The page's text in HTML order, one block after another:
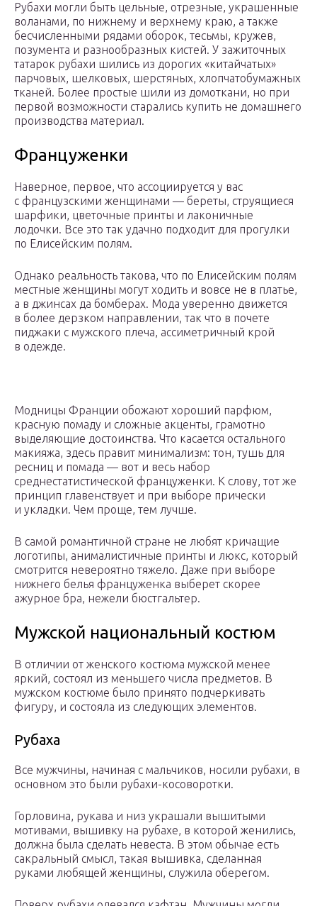
Рубахи могли быть цельные, отрезные, украшенные
воланами, по нижнему и верхнему краю, а также
бесчисленными рядами оборок, тесьмы, кружев,
позумента и разнообразных кистей. У зажиточных
татарок рубахи шились из дорогих «китайчатых»
парчовых, шелковых, шерстяных, хлопчатобумажных
тканей. Более простые шили из домоткани, но при
первой возможности старались купить не домашнего
производства материал.
Француженки
Наверное, первое, что ассоциируется у вас
с французскими женщинами — береты, струящиеся
шарфики, цветочные принты и лаконичные
лодочки. Все это так удачно подходит для прогулки
по Елисейским полям.
Однако реальность такова, что по Елисейским полям
местные женщины могут ходить и вовсе не в платье,
а в джинсах да бомберах. Мода уверенно движется
в более дерзком направлении, так что в почете
пиджаки с мужского плеча, ассиметричный крой
в одежде.
Модницы Франции обожают хороший парфюм,
красную помаду и сложные акценты, грамотно
выделяющие достоинства. Что касается остального
макияжа, здесь правит минимализм: тон, тушь для
ресниц и помада — вот и весь набор
среднестатистической француженки. К слову, тот же
принцип главенствует и при выборе прически
и укладки. Чем проще, тем лучше.
В самой романтичной стране не любят кричащие
логотипы, анималистичные принты и люкс, который
смотрится невероятно тяжело. Даже при выборе
нижнего белья француженка выберет скорее
ажурное бра, нежели бюстгальтер.
Мужской национальный костюм
В отличии от женского костюма мужской менее
яркий, состоял из меньшего числа предметов. В
мужском костюме было принято подчеркивать
фигуру, и состояла из следующих элементов.
Рубаха
Все мужчины, начиная с мальчиков, носили рубахи, в
основном это были рубахи-косоворотки.
Горловина, рукава и низ украшали вышитыми
мотивами, вышивку на рубахе, в которой женились,
должна была сделать невеста. В этом обычае есть
сакральный смысл, такая вышивка, сделанная
руками любящей женщины, служила оберегом.